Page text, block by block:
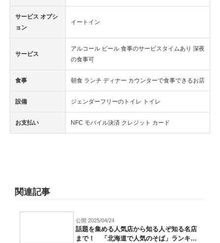
サービス オプシ
ョン
イートイン
サービス
アルコール ビール 食事のサービスタイムあり 深夜
の食事可
食事 朝食 ランチ ディナー カウンターで食事できるお店
設備 ジェンダーフリーのトイレ トイレ
お支払い NFC モバイル決済 クレジット カード
関連記事
公開 2025/04/24
話題を集める人気店から知る人ぞ知る名店
まで！ 「北海道で人気のそば」ランキン